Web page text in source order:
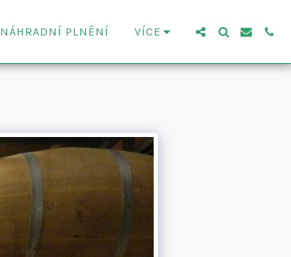
NÁHRADNÍ PLNĚNÍ VÍCE